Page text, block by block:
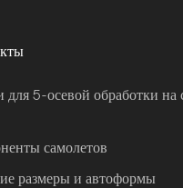
для 5-осевой обработки на
самолетов
размеры и автоформы